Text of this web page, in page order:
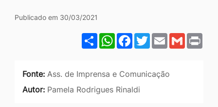
[alt+3]
rodapé
[alt+4]
Publicado em 30/03/2021
ShareWhatsApp
Facebook
Twitter
EmailGmail
Fonte: Ass. de Imprensa e Comunicação
Autor: Pamela Rodrigues Rinaldi